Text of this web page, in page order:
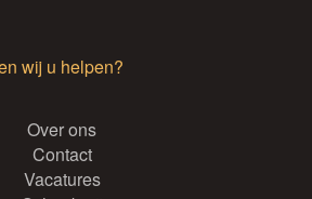
wij u helpen?
Over ons
Contact
Vacatures